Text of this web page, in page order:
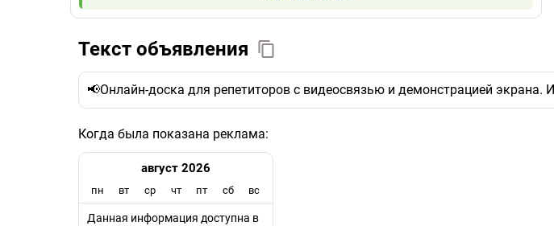
Текст объявления
📢Онлайн-доска для репетиторов с видеосвязью и демонстрацией экрана.
Когда была показана реклама:
август 2026
пн вт ср чт пт сб вс
Данная информация доступна в